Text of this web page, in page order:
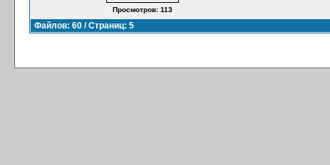
Просмотров: 113
Файлов: 60 / Страниц: 5